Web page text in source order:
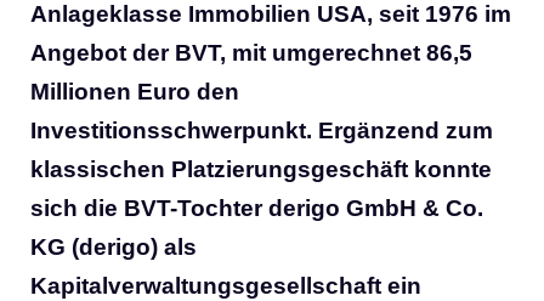
Anlageklasse Immobilien USA, seit 1976 im
Angebot der BVT, mit umgerechnet 86,5
Millionen Euro den
Investitionsschwerpunkt. Ergänzend zum
klassischen Platzierungsgeschäft konnte
sich die BVT-Tochter derigo GmbH & Co.
KG (derigo) als
Kapitalverwaltungsgesellschaft ein